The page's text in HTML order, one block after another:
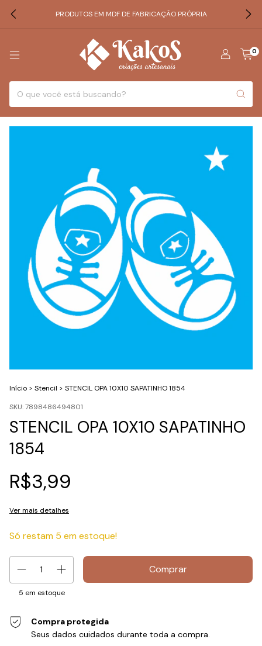
PRODUTOS EM MDF DE FABRICAÇÃO PRÓPRIA
0
Início > Stencil > STENCIL OPA 10X10 SAPATINHO 1854
SKU:7898486494801
STENCIL OPA 10X10 SAPATINHO
1854
R$3,99
Ver mais detalhes
Só restam 5 em estoque!
5 em estoque
Compra protegida
Seus dados cuidados durante toda a compra.